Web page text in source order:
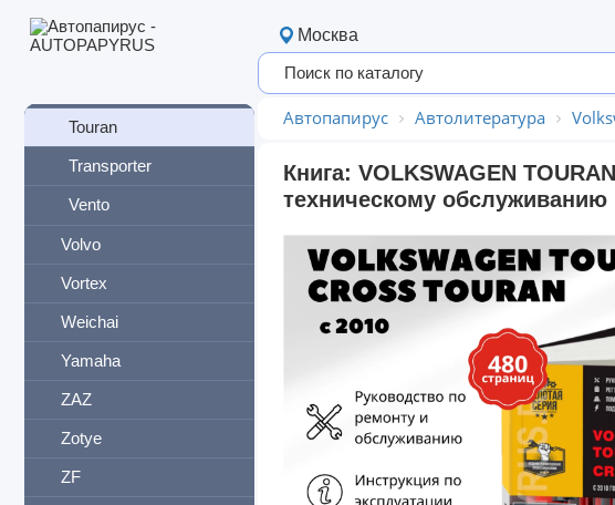
Tiguan
Touran
Transporter
Vento
Volvo
Vortex
Weichai
Yamaha
ZAZ
Zotye
ZF
Москва
Автопапирус Автолитература
Книга: VOLKSWAGEN
техническому обслуживанию